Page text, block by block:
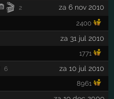
🎬 2 za 6 nov 2010
2400
za 31 jul 2010
1771
6 za 10 jul 2010
8961